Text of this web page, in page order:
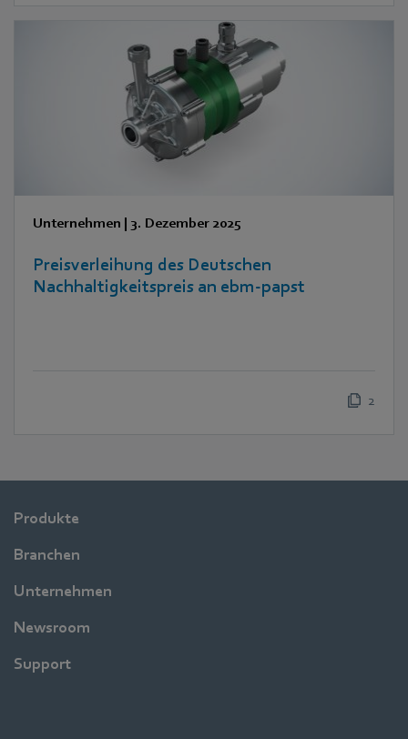
und Jugendhospizdienstes Schwäbisch Hall e.V. (Aki)
Unternehmen | 3. Dezember 2025
Preisverleihung des Deutschen
Nachhaltigkeitspreis an ebm-papst
2
Produkte
Branchen
Unternehmen
Newsroom
Support